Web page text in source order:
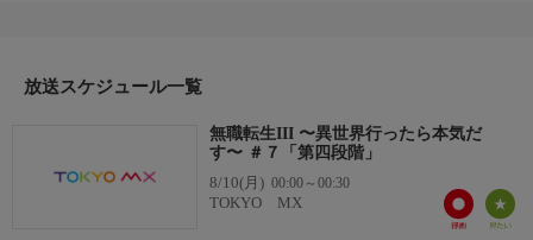
【前世の男】杉田智和
放送スケジュール一覧
無職転生III 〜異世界行ったら本気だ
す〜 ＃７「第四段階」
8/10(月) 00:00～00:30
TOKYO MX